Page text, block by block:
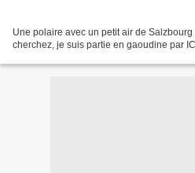
Une polaire avec un petit air de
cherchez, je suis partie en gaoudine par